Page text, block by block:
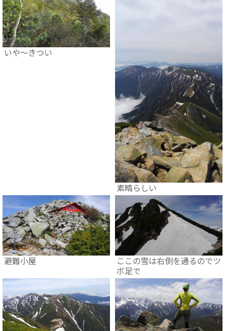
いや～きつい
素晴らしい
避難小屋
ここの雪は右側を通るのでツ
ボ足で